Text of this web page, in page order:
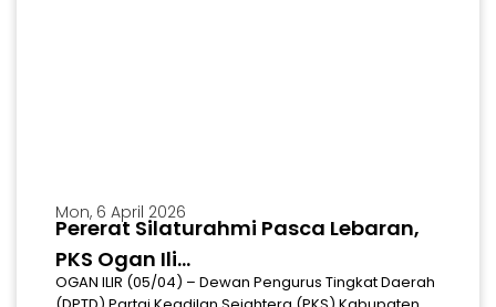
Mon, 6 April 2026
Pererat Silaturahmi Pasca Lebaran,
PKS Ogan Ili...
OGAN ILIR (05/04) – Dewan Pengurus Tingkat Daerah